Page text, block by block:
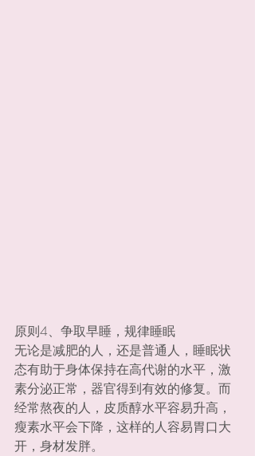
原则4、争取早睡，规律睡眠
无论是减肥的人，还是普通人，睡眠状
态有助于身体保持在高代谢的水平，激
素分泌正常，器官得到有效的修复。而
经常熬夜的人，皮质醇水平容易升高，
瘦素水平会下降，这样的人容易胃口大
开，身材发胖。